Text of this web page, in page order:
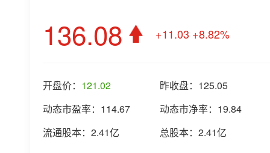
136.08 +11.03 +8.82%
开盘价： 121.02 昨收盘： 125.05
动态市盈率： 114.67 动态市净率： 19.84
流通股本： 2.41亿 总股本： 2.41亿